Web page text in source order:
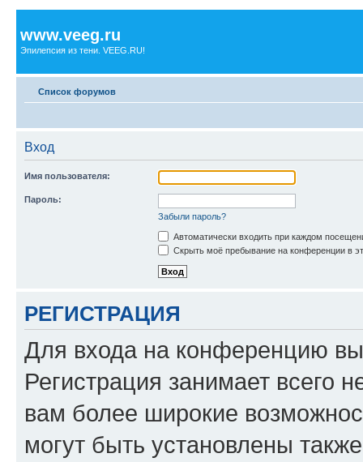
www.veeg.ru
Эпилепсия из тени. VEEG.RU!
Список форумов
Вход
Имя пользователя:
Пароль:
Забыли пароль?
Автоматически входить при каждом
Скрыть моё пребывание на конференции в
РЕГИСТРАЦИЯ
Для входа на конференцию
Регистрация занимает всего
вам более широкие
могут быть установлены